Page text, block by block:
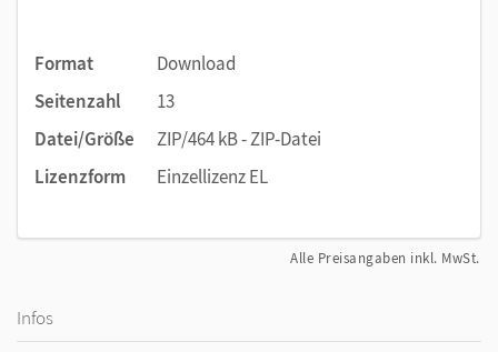
Format
Download
Seitenzahl
13
Datei/Größe
ZIP/464 kB - ZIP-Datei
Lizenzform
Einzellizenz EL
Alle Preisangaben inkl. MwSt.
Infos